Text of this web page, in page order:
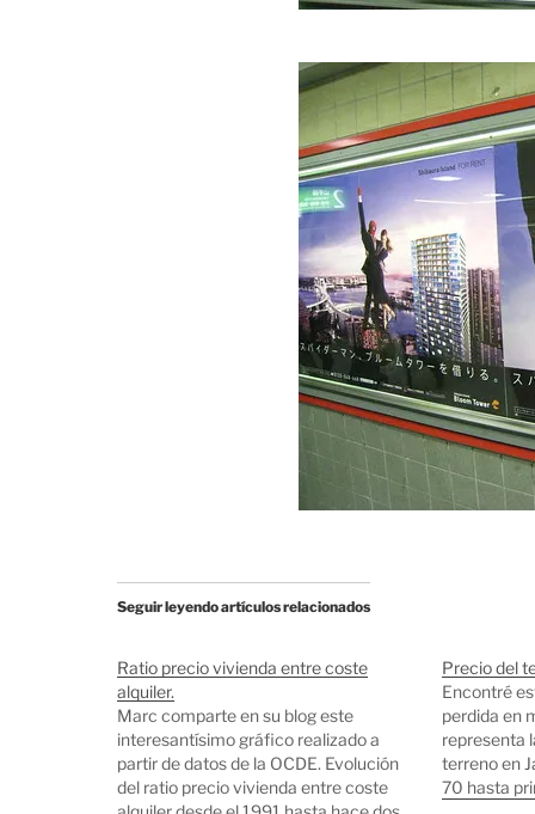
Seguir leyendo artículos relacionados
Ratio precio vivienda entre coste
alquiler.
Marc comparte en su blog este
interesantísimo gráfico realizado a
partir de datos de la OCDE. Evolución
del ratio precio vivienda entre coste
Precio del
Encontré
perdida en
representa
terreno en
70 hasta